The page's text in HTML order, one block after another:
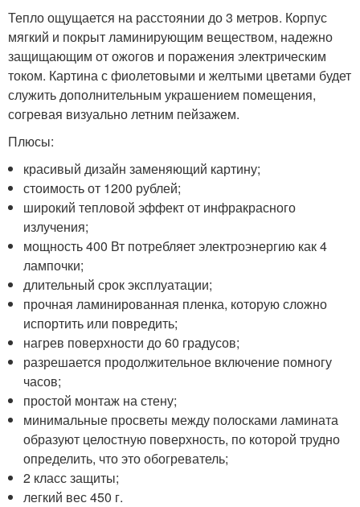
Тепло ощущается на расстоянии до 3 метров. Корпус
мягкий и покрыт ламинирующим веществом, надежно
защищающим от ожогов и поражения электрическим
током. Картина с фиолетовыми и желтыми цветами будет
служить дополнительным украшением помещения,
согревая визуально летним пейзажем.
Плюсы:
красивый дизайн заменяющий картину;
стоимость от 1200 рублей;
широкий тепловой эффект от инфракрасного
излучения;
мощность 400 Вт потребляет электроэнергию как 4
лампочки;
длительный срок эксплуатации;
прочная ламинированная пленка, которую сложно
испортить или повредить;
нагрев поверхности до 60 градусов;
разрешается продолжительное включение помногу
часов;
простой монтаж на стену;
минимальные просветы между полосками ламината
образуют целостную поверхность, по которой трудно
определить, что это обогреватель;
2 класс защиты;
легкий вес 450 г.